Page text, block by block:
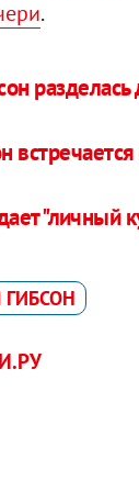
.
"личный
ГИБСОН